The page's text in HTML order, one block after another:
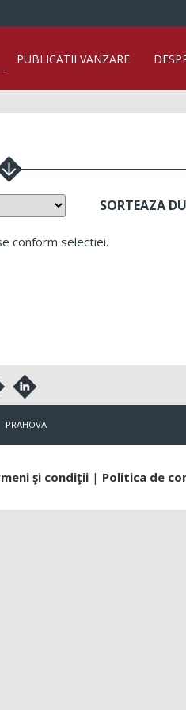
PUBLICATII VANZARE
SORTEAZA
conform selectiei.
PRAHOVA
şi condiţii | Politica de